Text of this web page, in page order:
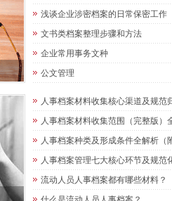
浅谈企业涉密档案的日常保密工作
文书类档案整理步骤和方法
企业常用事务文种
公文管理
人事档案材料收集核心渠道及规范
人事档案材料收集范围（完整版）
人事档案种类及形成条件全解析（
人事档案管理七大核心环节及规范
流动人员人事档案都有哪些材料？